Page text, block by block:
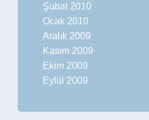
Şubat 2010
Ocak 2010
Aralık 2009
Kasım 2009
Ekim 2009
Eylül 2009